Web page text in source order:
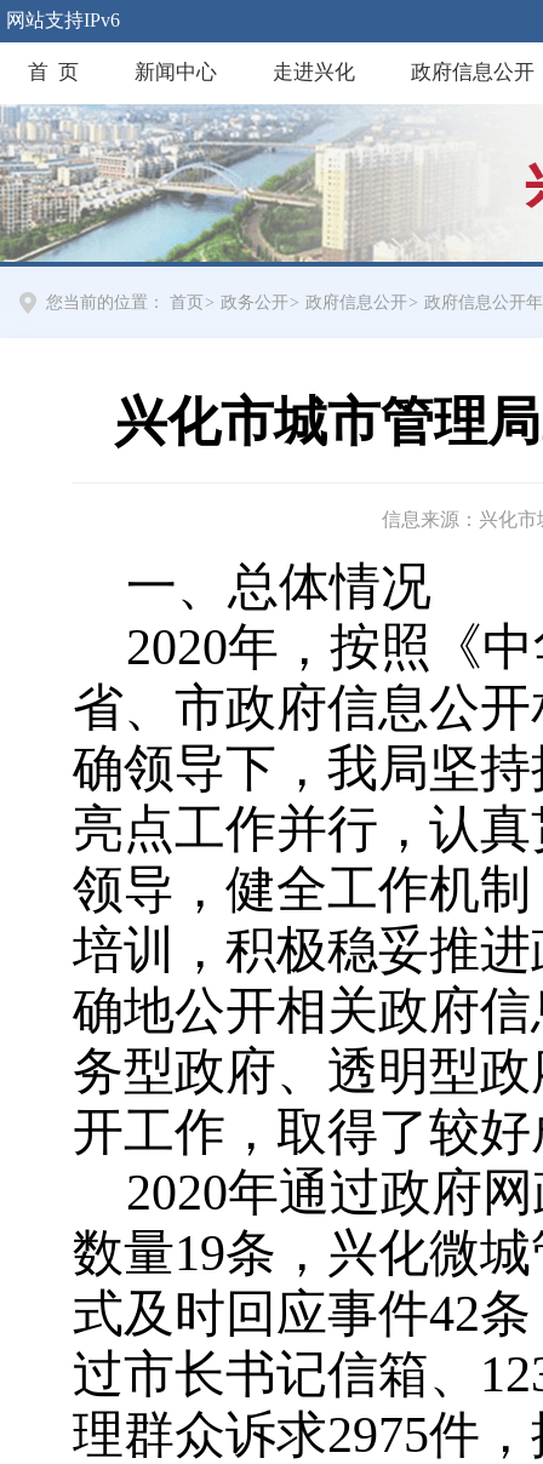
网站支持IPv6
首 页 新闻中心 走进兴化 政府信息公开
您当前的位置： 首页 > 政务公开> 政府信息公开> 政府信息公开
兴化市城市管理
信息来源：兴化市
一、总体情况
2020年，按照《
省、市政府信息公
确领导下，我局坚
亮点工作并行，认
领导，健全工作机
培训，积极稳妥推
确地公开相关政府
务型政府、透明型
开工作，取得了较
2020年通过政府
数量19条，兴化微
式及时回应事件42
过市长书记信箱、
理群众诉求2975件